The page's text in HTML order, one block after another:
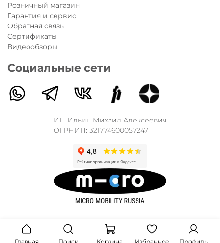
Розничный магазин
Гарантия и сервис
Обратная связь
Сертификаты
Видеообзоры
Социальные сети
ИП Ильин Михаил Алексеевич
ОГРНИП: 321774600057247
Главная Поиск Корзина Избранное Профиль